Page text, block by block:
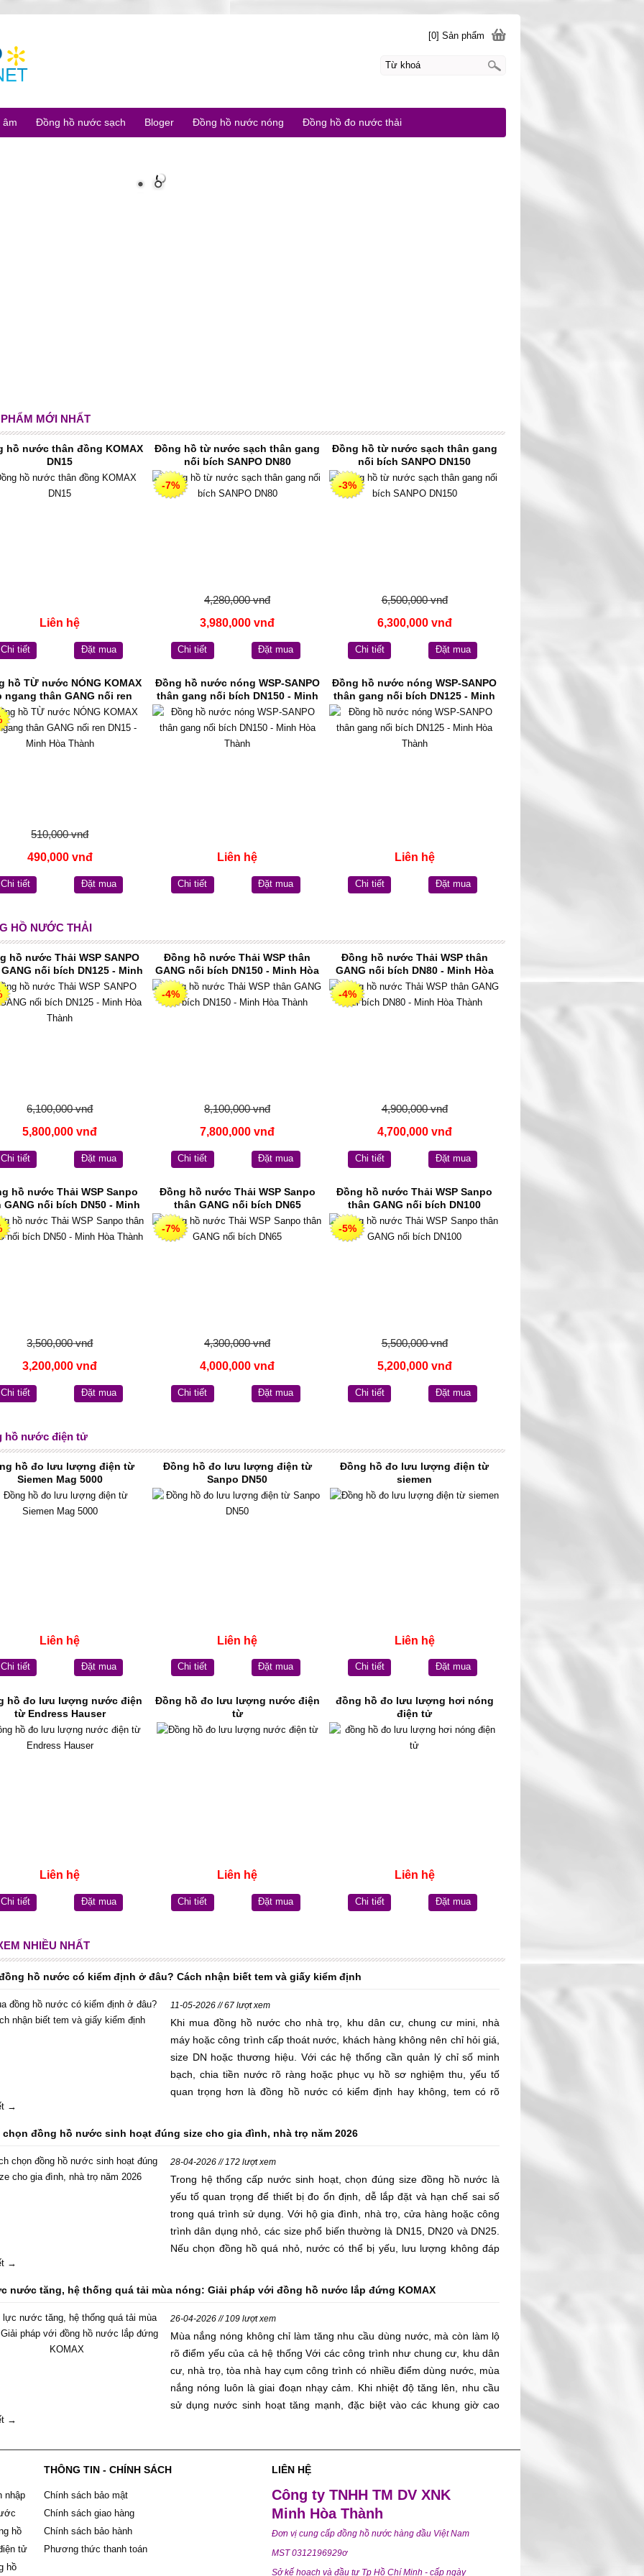
MỚI NHẤT
hồ nước thân đồng KOMAX
DN15
Liên hệ
Chi tiết Đặt mua
Đồng hồ từ nước sạch thân gang
nối bích SANPO DN80
-7%
4,280,000 vnđ
3,980,000 vnđ
Chi tiết Đặt mua
Đồng hồ từ nước sạch thân gang
nối bích SANPO DN150
-3%
6,500,000 vnđ
6,300,000 vnđ
Chi tiết Đặt mua
hồ TỪ nước NÓNG KOMAX
ngang thân GANG nối ren
DN15 - Minh Hòa Thành
510,000 vnđ
490,000 vnđ
Chi tiết Đặt mua
Đồng hồ nước nóng WSP-SANPO
thân gang nối bích DN150 - Minh
Hòa Thành
Liên hệ
Chi tiết Đặt mua
Đồng hồ nước nóng WSP-SANPO
thân gang nối bích DN125 - Minh
Hòa Thành
Liên hệ
Chi tiết Đặt mua
HỒ NƯỚC THẢI
hồ nước Thải WSP SANPO
nối bích DN125 - Minh
Hòa Thành
6,100,000 vnđ
5,800,000 vnđ
Chi tiết Đặt mua
Đồng hồ nước Thải WSP thân
GANG nối bích DN150 - Minh Hòa
Thành
-4%
8,100,000 vnđ
7,800,000 vnđ
Chi tiết Đặt mua
Đồng hồ nước Thải WSP thân
GANG nối bích DN80 - Minh Hòa
Thành
-4%
4,900,000 vnđ
4,700,000 vnđ
Chi tiết Đặt mua
hồ nước Thải WSP Sanpo
GANG nối bích DN50 - Minh
Hòa Thành
3,500,000 vnđ
3,200,000 vnđ
Chi tiết Đặt mua
Đồng hồ nước Thải WSP Sanpo
thân GANG nối bích DN65
-7%
4,300,000 vnđ
4,000,000 vnđ
Chi tiết Đặt mua
Đồng hồ nước Thải WSP Sanpo
thân GANG nối bích DN100
-5%
5,500,000 vnđ
5,200,000 vnđ
Chi tiết Đặt mua
hồ nước điện tử
hồ đo lưu lượng điện từ
Siemen Mag 5000
Liên hệ
Chi tiết Đặt mua
Đồng hồ đo lưu lượng điện từ
Sanpo DN50
Liên hệ
Chi tiết Đặt mua
Đồng hồ đo lưu lượng điện từ
siemen
Liên hệ
Chi tiết Đặt mua
hồ đo lưu lượng nước điện
từ Endress Hauser
Liên hệ
Chi tiết Đặt mua
Đồng hồ đo lưu lượng nước điện
từ
Liên hệ
Chi tiết Đặt mua
đồng hồ đo lưu lượng hơi nóng
điện tử
Liên hệ
Chi tiết Đặt mua
NHIỀU NHẤT
hồ nước có kiểm định ở đâu? Cách nhận biết tem và giấy kiểm định
11-05-2026 // 67 lượt xem
Khi mua đồng hồ nước cho nhà trọ, khu dân cư, chung cư mini, nhà
máy hoặc công trình cấp thoát nước, khách hàng không nên chỉ hỏi giá,
size DN hoặc thương hiệu. Với các hệ thống cần quản lý chỉ số minh
bạch, chia tiền nước rõ ràng hoặc phục vụ hồ sơ nghiệm thu, yếu tố
quan trọng hơn là đồng hồ nước có kiểm định hay không, tem có rõ
khi bàn giao, hạn chế tranh chấp chỉ số và tránh thiếu hồ sơ trong quá
trình nghiệm thu. Bài viết này giúp quý khách trả lời đúng câu hỏi: mua
đồng hồ nước có kiểm định ở đâu uy tín, cần kiểm tra giấy tờ gì và làm
sao nhận biết nhanh trước khi mua.
→
chọn đồng hồ nước sinh hoạt đúng size cho gia đình, nhà trọ năm 2026
28-04-2026 // 172 lượt xem
Trong hệ thống cấp nước sinh hoạt, chọn đúng size đồng hồ nước là
yếu tố quan trọng để thiết bị đo ổn định, dễ lắp đặt và hạn chế sai số
trong quá trình sử dụng. Với hộ gia đình, nhà trọ, cửa hàng hoặc công
trình dân dụng nhỏ, các size phổ biến thường là DN15, DN20 và DN25.
Nếu chọn đồng hồ quá nhỏ, nước có thể bị yếu, lưu lượng không đáp
không nhạy ở lưu lượng thấp, gây sai lệch trong quá trình ghi nhận chỉ
hoạt đúng size theo đường ống, lưu lượng, vị trí lắp đặt và nhu cầu sử
dụng thực tế.
→
nước tăng, hệ thống quá tải mùa nóng: Giải pháp với đồng hồ nước lắp đứng KOMAX
26-04-2026 // 109 lượt xem
Mùa nắng nóng không chỉ làm tăng nhu cầu dùng nước, mà còn làm lộ
rõ điểm yếu của cả hệ thống Với các công trình như chung cư, khu dân
cư, nhà trọ, tòa nhà hay cụm công trình có nhiều điểm dùng nước, mùa
nắng nóng luôn là giai đoạn nhạy cảm. Khi nhiệt độ tăng lên, nhu cầu
sử dụng nước sinh hoạt tăng mạnh, đặc biệt vào các khung giờ cao
MEP, câu chuyện không chỉ là “nước có đủ dùng hay không”. Điều đáng
lo hơn là hệ thống có đang vận hành ổn định không, việc đo đếm có còn
phù hợp không, và thiết bị có đang gây khó cho khâu quản lý hay
→
[0] Sản phẩm
âm Đồng hồ nước sạch Bloger Đồng hồ nước nóng Đồng hồ đo nước thải
nhập
hồ
tử
hồ
THÔNG TIN - CHÍNH SÁCH
Chính sách bảo mật
Chính sách giao hàng
Chính sách bảo hành
Phương thức thanh toán
LIÊN HỆ
Công ty TNHH TM DV XNK
Minh Hòa Thành
Đơn vị cung cấp đồng hồ nước hàng đầu Việt Nam
MST 0312196929ơ
Sở kế hoạch và đầu tư Tp Hồ Chí Minh - cấp ngày